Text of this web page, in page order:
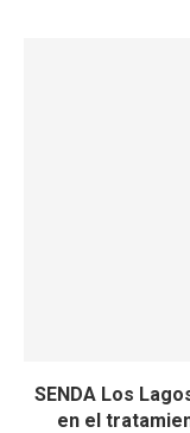
SENDA Los
en el